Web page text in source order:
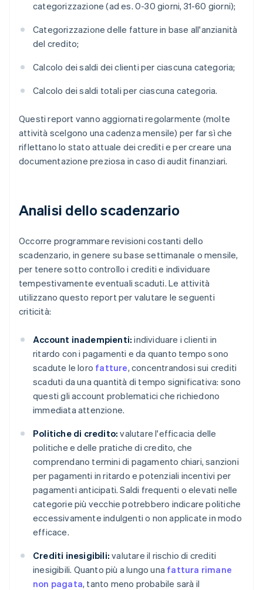
categorizzazione (ad es. 0-30 giorni, 31-60 giorni);
Categorizzazione delle fatture in base all'anzianità
del credito;
Calcolo dei saldi dei clienti per ciascuna categoria;
Calcolo dei saldi totali per ciascuna categoria.
Questi report vanno aggiornati regolarmente (molte
attività scelgono una cadenza mensile) per far sì che
riflettano lo stato attuale dei crediti e per creare una
documentazione preziosa in caso di audit finanziari.
Analisi dello scadenzario
Occorre programmare revisioni costanti dello
scadenzario, in genere su base settimanale o mensile,
per tenere sotto controllo i crediti e individuare
tempestivamente eventuali scaduti. Le attività
utilizzano questo report per valutare le seguenti
criticità:
Account inadempienti: individuare i clienti in
ritardo con i pagamenti e da quanto tempo sono
scadute le loro fatture, concentrandosi sui crediti
scaduti da una quantità di tempo significativa: sono
questi gli account problematici che richiedono
immediata attenzione.
Politiche di credito: valutare l'efficacia delle
politiche e delle pratiche di credito, che
comprendano termini di pagamento chiari, sanzioni
per pagamenti in ritardo e potenziali incentivi per
pagamenti anticipati. Saldi frequenti o elevati nelle
categorie più vecchie potrebbero indicare politiche
eccessivamente indulgenti o non applicate in modo
efficace.
Crediti inesigibili: valutare il rischio di crediti
inesigibili. Quanto più a lungo una fattura rimane
non pagata, tanto meno probabile sarà il